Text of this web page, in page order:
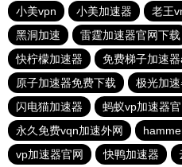
小美vpn
小美加速器 老王
黑洞加速
雷霆加速器官网下载
快柠檬加速器
免费梯子加速
原子加速器免费下载
极光加速
闪电猫加速器
蚂蚁vp加速器
永久免费vqn加速外网
vp加速器官网
快鸭加速器